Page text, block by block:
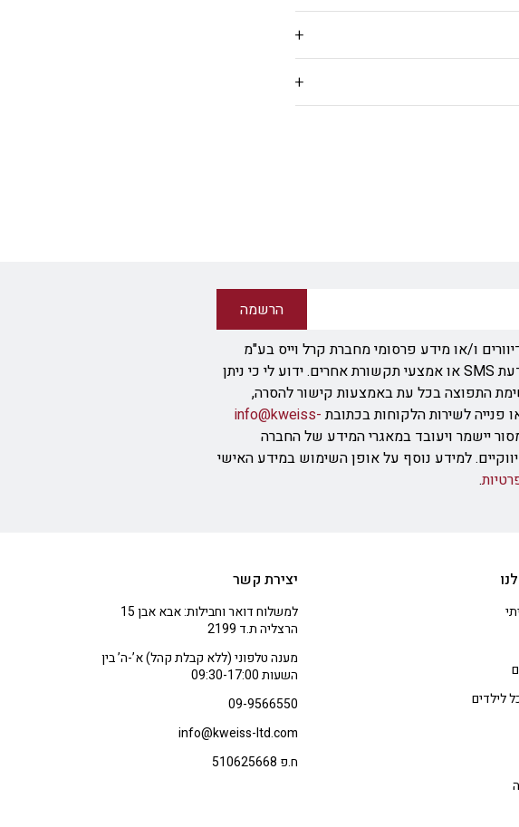
הרשמה
ו/או מידע פרסומי מחברת קרל וייס בע"מ
באמצעות דוא"ל, הודעת SMS או אמצעי תקשורת אחרים. ידוע לי כי ניתן
התפוצה בכל עת באמצעות קישור להסרה,
info@kweiss-
יישמר ויעובד במאגרי המידע של החברה
למידע נוסף על אופן השימוש במידע האישי
.
לילדים
יצירת קשר
למשלוח דואר וחבילות: אבא אבן 15
הרצליה ת.ד 2199
מענה טלפוני (ללא קבלת קהל) א’-ה’ בין
השעות 09:30-17:00
09-9566550
info@kweiss-ltd.com
ח.פ 510625668